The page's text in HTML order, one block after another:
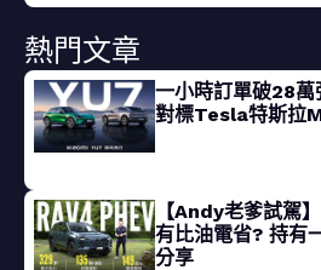
熱門文章
一小時訂單破28
對標Tesla特斯拉
【Andy老爹試駕
有比油電省? 持有
分享